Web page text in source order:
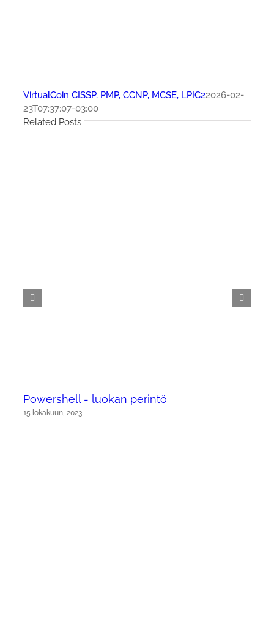
VirtualCoin CISSP, PMP, CCNP, MCSE, LPIC22026-02-
23T07:37:07-03:00
Related Posts
Powershell - luokan perintö
15 lokakuun, 2023